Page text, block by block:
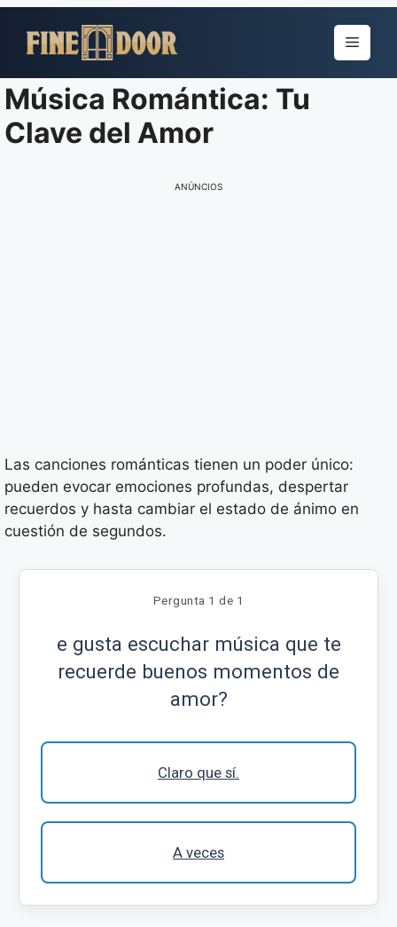
para
conteúdo
Menu
Música Romántica: Tu
Clave del Amor
ANÚNCIOS
Las canciones románticas tienen un poder único:
pueden evocar emociones profundas, despertar
recuerdos y hasta cambiar el estado de ánimo en
cuestión de segundos.
Pergunta 1 de 1
e gusta escuchar música que te
recuerde buenos momentos de
amor?
Claro que sí.
A veces